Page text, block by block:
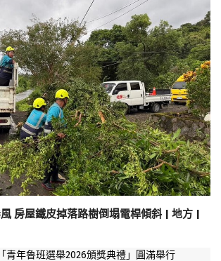
房屋鐵皮掉落路樹倒塌電桿傾斜 | 地方 |